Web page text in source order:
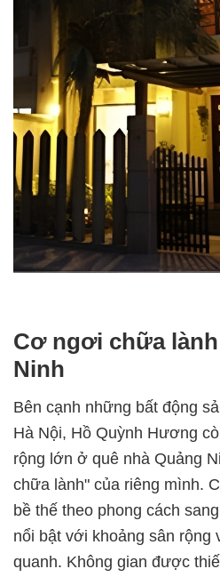
Cơ ngơi chữa
Ninh
Bên cạnh những bất động
Hà Nội, Hồ Quỳnh Hương
rộng lớn ở quê nhà Quảng
chữa lành" của riêng mình.
bề thế theo phong cách
nổi bật với khoảng sân rộng
quanh. Không gian được